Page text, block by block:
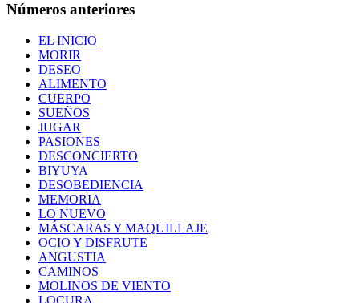
Números anteriores
EL INICIO
MORIR
DESEO
ALIMENTO
CUERPO
SUEÑOS
JUGAR
PASIONES
DESCONCIERTO
BIYUYA
DESOBEDIENCIA
MEMORIA
LO NUEVO
MÁSCARAS Y MAQUILLAJE
OCIO Y DISFRUTE
ANGUSTIA
CAMINOS
MOLINOS DE VIENTO
LOCURA